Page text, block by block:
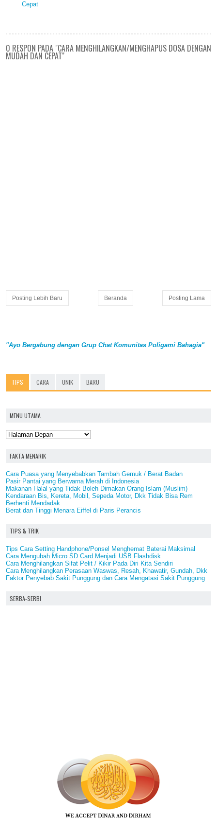
Cepat
0 RESPON PADA "CARA MENGHILANGKAN/MENGHAPUS DOSA DENGAN
MUDAH DAN CEPAT"
Posting Lebih Baru Posting Lama
Beranda
"Ayo Bergabung dengan Grup Chat Komunitas Poligami Bahagia"
TIPS CARA UNIK BARU
MENU UTAMA
FAKTA MENARIK
Cara Puasa yang Menyebabkan Tambah Gemuk / Berat Badan
Pasir Pantai yang Berwarna Merah di Indonesia
Makanan Halal yang Tidak Boleh Dimakan Orang Islam (Muslim)
Kendaraan Bis, Kereta, Mobil, Sepeda Motor, Dkk Tidak Bisa Rem
Berhenti Mendadak
Berat dan Tinggi Menara Eiffel di Paris Perancis
TIPS & TRIK
Tips Cara Setting Handphone/Ponsel Menghemat Baterai Maksimal
Cara Mengubah Micro SD Card Menjadi USB Flashdisk
Cara Menghilangkan Sifat Pelit / Kikir Pada Diri Kita Sendiri
Cara Menghilangkan Perasaan Waswas, Resah, Khawatir, Gundah, Dkk
Faktor Penyebab Sakit Punggung dan Cara Mengatasi Sakit Punggung
SERBA-SERBI